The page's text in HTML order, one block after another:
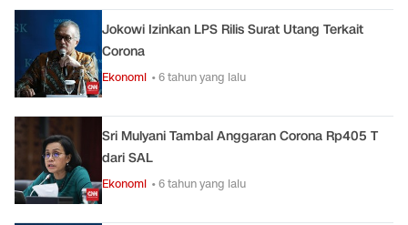
Jokowi Izinkan LPS Rilis Surat Utang Terkait
Corona
Ekonomi • 6 tahun yang lalu
Sri Mulyani Tambal Anggaran Corona Rp405 T
dari SAL
Ekonomi • 6 tahun yang lalu